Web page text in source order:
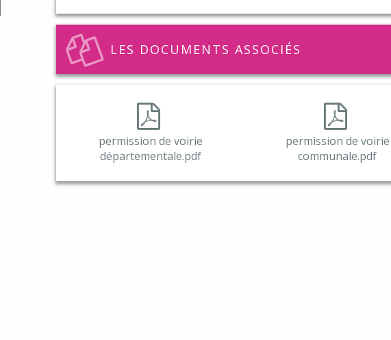
Informations SICOVAD
Numéros utiles
Cadre de vie
Commerces
LES DOCUMENTS ASSOCIÉS
permission de voirie
départementale.pdf
permission de voirie
communale.pdf